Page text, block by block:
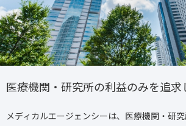
医療機関・研究所の利益のみを追求
メディカルエージェンシーは、医療機関・研